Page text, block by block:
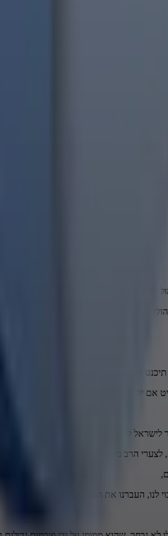
לחתום על העברת סמכויות של מדינת
לפנדמיה. המשמעות בתקופה עתידית
אם יהיה סגר במדינת ישראל.
לישראל לא להיכנס לעזה בגלל בית חולים
לצערי הרב משרד הבריאות לא עשה דיון על
לנו, העברנו את הסמכויות בלי כנסת,